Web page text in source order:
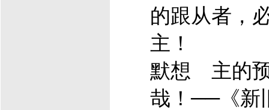
的跟从者，
主！
默想 主的
哉！──《新